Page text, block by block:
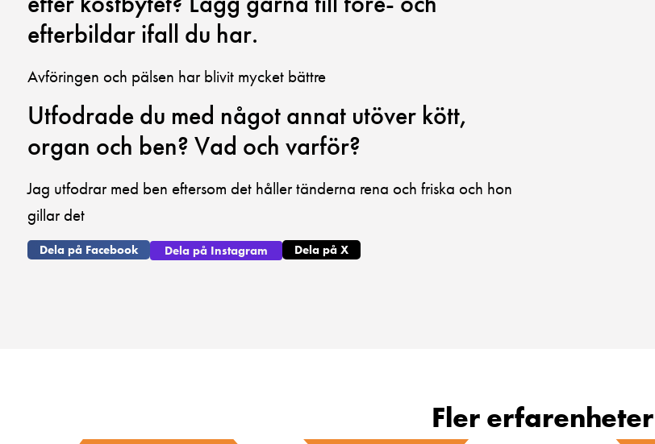
efterbildar ifall du har.
Avföringen och pälsen har blivit mycket bättre
Utfodrade du med något annat utöver kött,
organ och ben? Vad och varför?
Jag utfodrar med ben eftersom det håller tänderna rena och friska och hon
gillar det
Dela på Facebook Dela på Instagram Dela på X
Fler erfarenheter